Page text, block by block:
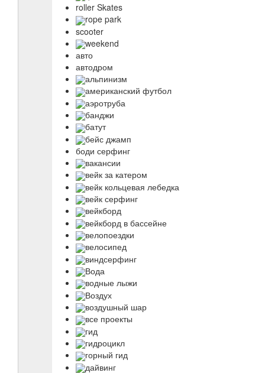
roller Skates
rope park
scooter
weekend
авто
автодром
альпинизм
американский футбол
аэротруба
банджи
батут
бейс джамп
боди серфинг
вакансии
вейк за катером
вейк кольцевая лебедка
вейк серфинг
вейкборд
вейкборд в бассейне
велопоездки
велосипед
виндсерфинг
Вода
водные лыжи
Воздух
воздушный шар
все проекты
гид
гидроцикл
горный гид
дайвинг